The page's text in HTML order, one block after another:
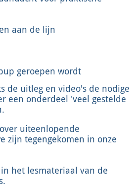
aan de lijn
geroepen wordt
de uitleg en video's de nodige
een onderdeel 'veel gestelde
uiteenlopende
zijn tegengekomen in onze
het lesmateriaal van de